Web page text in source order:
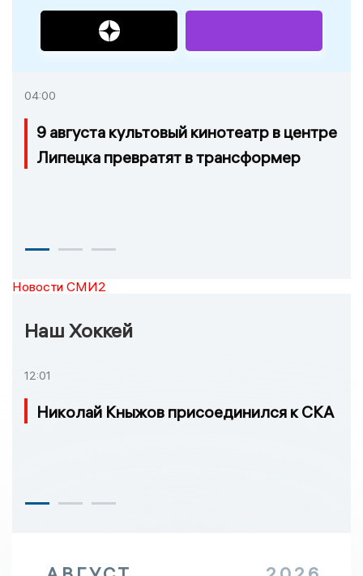
04:00
9 августа культовый кинотеатр в центре
Липецка превратят в трансформер
Новости СМИ2
Наш Хоккей
12:01
Николай Кныжов присоединился к СКА